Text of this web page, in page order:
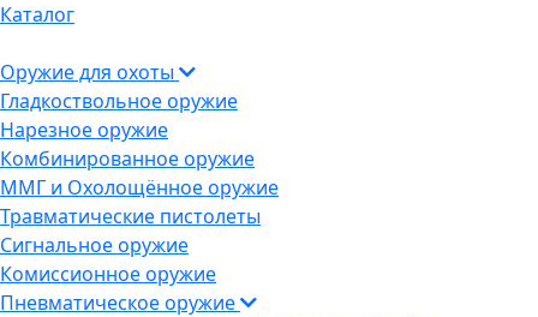
Каталог
Оружие для охоты
Гладкоствольное оружие
Нарезное оружие
Комбинированное оружие
ММГ и Охолощённое оружие
Травматические пистолеты
Сигнальное оружие
Комиссионное оружие
Пневматическое оружие